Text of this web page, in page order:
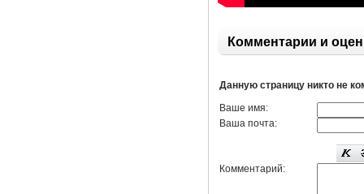
Комментарии и
Данную страницу никто не
Ваше имя:
Ваша почта:
Комментарий: